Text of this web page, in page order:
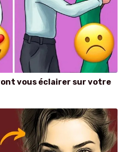
vous éclairer sur votre